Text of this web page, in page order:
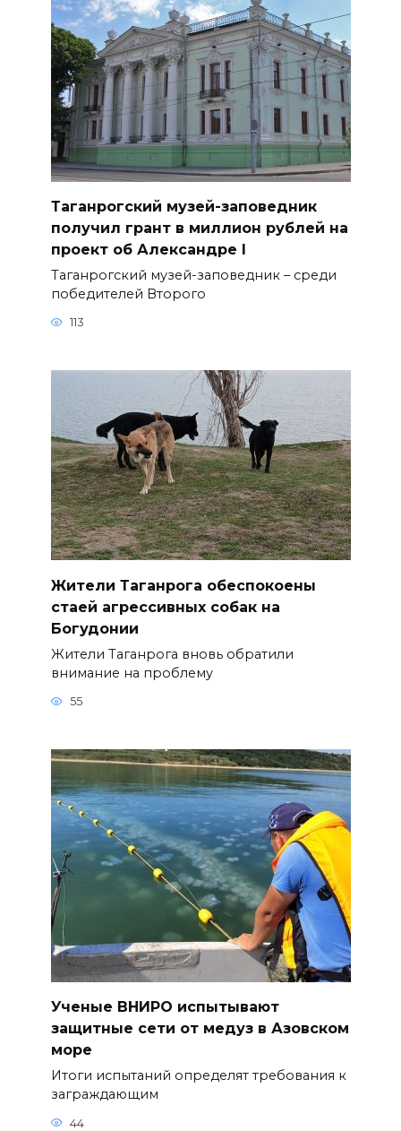
Таганрогский музей-заповедник
получил грант в миллион рублей на
проект об Александре I
Таганрогский музей-заповедник – среди
победителей Второго
113
Жители Таганрога обеспокоены
стаей агрессивных собак на
Богудонии
Жители Таганрога вновь обратили
внимание на проблему
55
Ученые ВНИРО испытывают
защитные сети от медуз в Азовском
море
Итоги испытаний определят требования к
заграждающим
44